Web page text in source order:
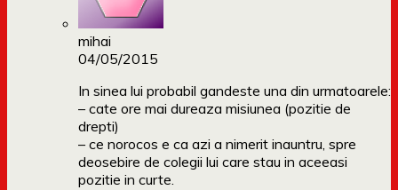
mihai
04/05/2015
In sinea lui probabil gandeste una din urmatoarele:
– cate ore mai dureaza misiunea (pozitie de
drepti)
– ce norocos e ca azi a nimerit inauntru, spre
deosebire de colegii lui care stau in aceeasi
pozitie in curte.